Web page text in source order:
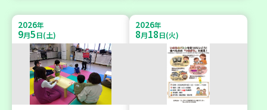
2026年
9月5日(土)
2026年
8月18日(火)